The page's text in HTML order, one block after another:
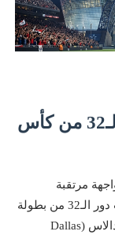
مباراة مصر وأستراليا في دور الـ32 من كأس
مرتقبة
وحاسمة أمام نظيره الأسترالي ضمن منافسات دور الـ32 من بطولة
كأس العالم 2026. ستُقام المباراة على ملعب دالاس (Dallas